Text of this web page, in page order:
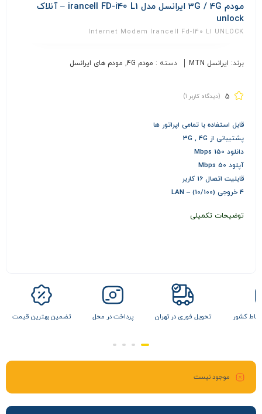
مودم 3G / 4G ایرانسل مدل irancell FD-i40 L1 – آنلاک
unlock
Internet Modem Irancell Fd-I40 L1 UNLOCK
برند: ایرانسل MTN دسته : مودم 4G , مودم های ایرانسل
5 (دیدگاه کاربر 1
)
قابل استفاده با تمامی اپراتور ها
پشتیبانی از 3G , 4G
دانلود 150 Mbps
آپلود 50 Mbps
قابلیت اتصال 16 کاربر
4 خروجی LAN – (10/100)
توضیحات تکمیلی
نقاط کشور تحویل فوری در تهران پرداخت در محل تضمین بهترین قیمت
موجود نیست